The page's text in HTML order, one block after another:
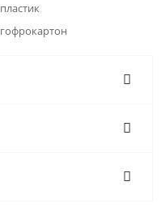
пластик
гофрокартон